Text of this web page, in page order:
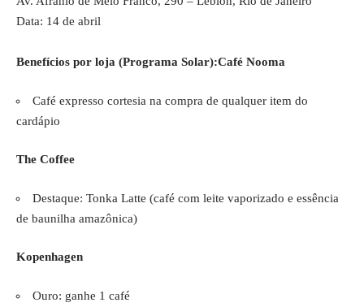
Data: 14 de abril
Benefícios por loja (Programa Solar):Café Nooma
Café expresso cortesia na compra de qualquer item do
cardápio
The Coffee
Destaque: Tonka Latte (café com leite vaporizado e essência
de baunilha amazônica)
Kopenhagen
Ouro: ganhe 1 café